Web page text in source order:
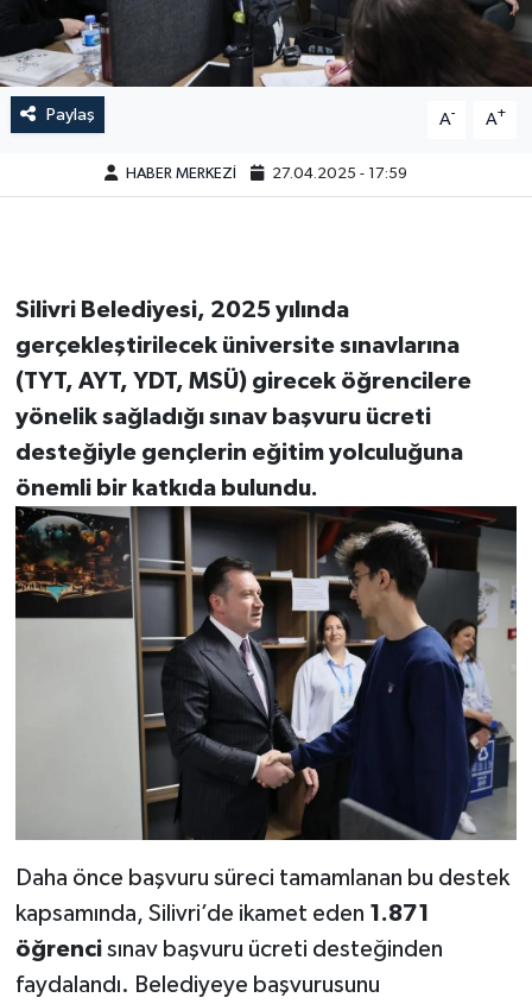
Paylaş A- A+
HABER MERKEZİ 27.04.2025 - 17:59
Silivri Belediyesi, 2025 yılında
gerçekleştirilecek üniversite sınavlarına
(TYT, AYT, YDT, MSÜ) girecek öğrencilere
yönelik sağladığı sınav başvuru ücreti
desteğiyle gençlerin eğitim yolculuğuna
önemli bir katkıda bulundu.
Daha önce başvuru süreci tamamlanan bu destek
kapsamında, Silivri’de ikamet eden 1.871
öğrencisınav başvuru ücreti desteğinden
faydalandı. Belediyeye başvurusunu